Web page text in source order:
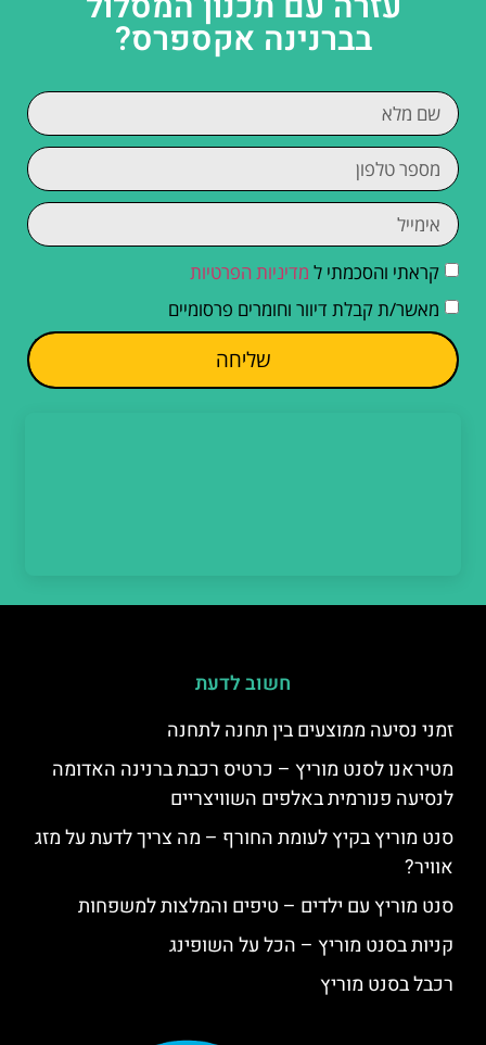
בברנינה אקספרס?
קראתי והסכמתי ל מדיניות הפרטיות
מאשר/ת קבלת דיוור וחומרים פרסומיים
שליחה
חשוב לדעת
זמני נסיעה ממוצעים בין תחנה לתחנה
מטיראנו לסנט מוריץ – כרטיס רכבת ברנינה האדומה
לנסיעה פנורמית באלפים השוויצריים
סנט מוריץ בקיץ לעומת החורף – מה צריך לדעת על מזג
אוויר?
סנט מוריץ עם ילדים – טיפים והמלצות למשפחות
קניות בסנט מוריץ – הכל על השופינג
רכבל בסנט מוריץ